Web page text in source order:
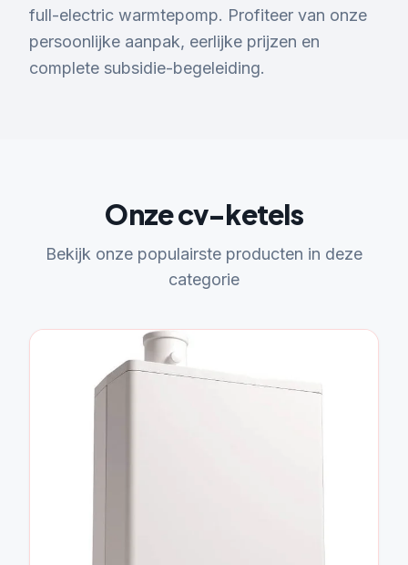
full-electric warmtepomp. Profiteer van onze
persoonlijke aanpak, eerlijke prijzen en
complete subsidie-begeleiding.
Onze cv-ketels
Bekijk onze populairste producten in deze
categorie